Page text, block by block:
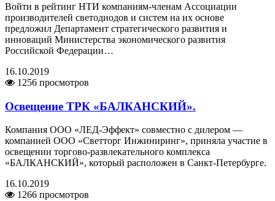
Войти в рейтинг НТИ компаниям-членам Ассоциации
производителей светодиодов и систем на их основе
предложил Департамент стратегического развития и
инноваций Министерства экономического развития
Российской Федерации…
16.10.2019
1256 просмотров
Освещение ТРК «БАЛКАНСКИЙ».
Компания ООО «ЛЕД-Эффект» совместно с дилером —
компанией ООО «Светторг Инжиниринг», приняла участие в
освещении торгово-развлекательного комплекса
«БАЛКАНСКИЙ», который расположен в Санкт-Петербурге.
16.10.2019
1266 просмотров